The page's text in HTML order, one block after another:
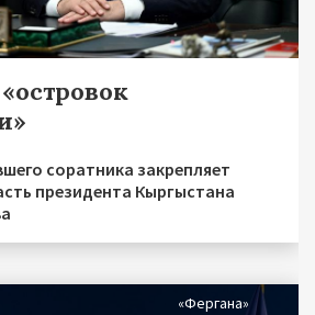
соратника закрепляет
президента Кыргыстана
«Фергана»